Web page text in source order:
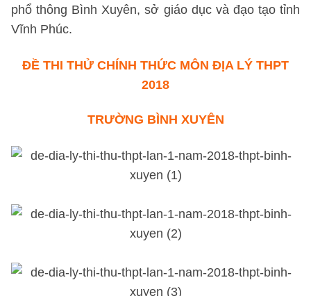
phổ thông Bình Xuyên, sở giáo dục và đạo tạo tỉnh
Vĩnh Phúc.
ĐỀ THI THỬ CHÍNH THỨC MÔN ĐỊA LÝ THPT
2018
TRƯỜNG BÌNH XUYÊN